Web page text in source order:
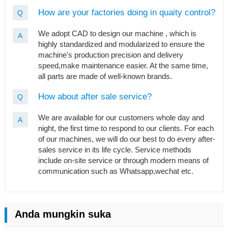
Q How are your factories doing in quaity control?
A
We adopt CAD to design our machine , which is
highly standardized and modularized to ensure the
machine's production precision and delivery
speed,make maintenance easier. At the same time,
all parts are made of well-known brands.
Q How about after sale service?
A
We are available for our customers whole day and
night, the first time to respond to our clients. For each
of our machines, we will do our best to do every after-
sales service in its life cycle. Service methods
include on-site service or through modern means of
communication such as Whatsapp,wechat etc.
Anda mungkin suka